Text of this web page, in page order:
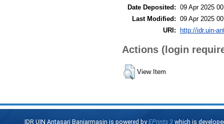
Date Deposited: 09 Apr 2025
Last Modified: 09 Apr 2025
URI: http://idr.uin-
Actions (login
View Item
IDR UIN Antasari Banjarmasin is powered byEPrints 3 which is